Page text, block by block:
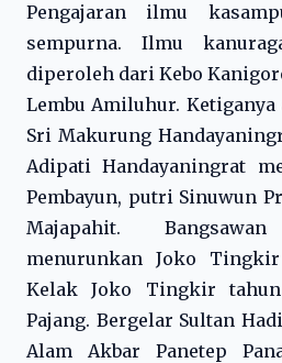
Pengajaran ilmu
sempurna. Ilmu
diperoleh dari Kebo
Lembu Amiluhur.
Sri Makurung
Adipati Handayaningrat
Pembayun, putri Sinuwun
Majapahit.
menurunkan Joko
Kelak Joko Tingkir
Pajang. Bergelar Sultan
Alam Akbar Panetep